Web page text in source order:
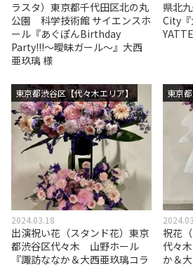
ラスタ）東京都千代田区北の丸
公園 科学技術館 サイエンスホ
ール『あぐぽんBirthday
Party!!!～曖昧ガール～』大西
亜玖璃 様
県北
City『
東京都渋谷区【代々木エリア】
2024.03.18
出演祝い花（スタンド花）東京
都渋谷区代々木 山野ホール
『諏訪ななか＆大西亜玖璃コラ
東京
祝花
代々
か＆